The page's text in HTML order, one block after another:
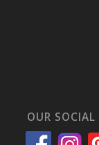
OUR SOCIAL